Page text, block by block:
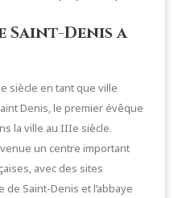
Saint-Denis a
siècle en tant que ville
Denis, le premier évêque
la ville au IIIe siècle.
un centre important
avec des sites
Saint-Denis et l’abbaye